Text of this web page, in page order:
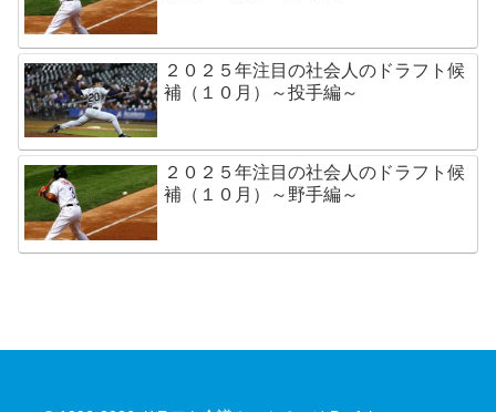
２０２５年注目の社会人のドラフト候
補（１０月）～投手編～
２０２５年注目の社会人のドラフト候
補（１０月）～野手編～